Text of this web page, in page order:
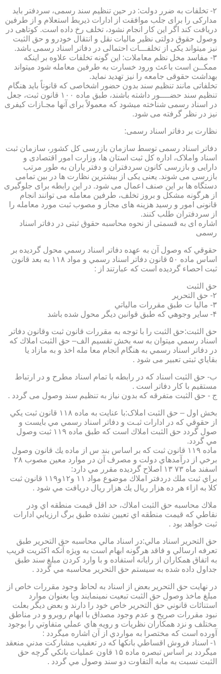
۲- تخلفات به ضرر دولت: در حین تنظیم سند رسمی، سردفتر باید
مدارکی را برای جلب موافقت از ادارات ذیربط استعلام و از طرفین
دریافت کند اگر این کار انجام نشود، تخلف رخ داده است. کوتاهی در
وصول حقوق دولتی نظیر مالیات نقل و انتقال خودرو و حق الثبت
نیز میتواند یکی از تخلفـــات احتمالی در دفاتر اسناد رسمی باشد.
۳- مفاسد مخل نظم معاملات: این گونه تخلفات علاوه بر اینکه
ممکــن است باعث ورود خسارت به طرفین معامله شود میتواند
بهداشت حقوقی جامعه را نیز تهدید نماید.
تخلفاتی مانند تنظیم سند بدون حضور اشخاصی که قانوناً باید هنگام
تنظیم سند حضــــور داشته باشند، طبق ماده ۱۰۰ قانون ثبت، جعل
در اسناد رسمی شناخته میشود که معمولاً برای آنها مجـازات کیفری
نیز در نظر گرفته می شود.
نظارت بر دفاتر اسناد رسمی:
دفاتر اسناد رسمی توسط سازمان بازرسی کل کشور، سازمان ثبت
اسناد واملاک، اداره کل ثبت استان ها، وزارت امور اقتصادی و
دارایی و بازرسی کانون سردفتران و دفتر یاران به طور مرتب
بازرسی می شوند. یعنی یکی از بیشترین نظارت ها در بین تمامی
دستگاه ها بر این صنف اعمال می شود. در این رابطه برای جلوگیری
از هرگونه مشکل و بروز تخلف، طرفین معامله می توانند انجام
قانونی امور و رسید هزینه های مجاز و مصوب ثبت مورد معامله را
از سردفتران طلب کنند.
اشاره ای به قسمتی از نحوه محاسبه حقوق ثبتی در دفاتر اسناد
رسمی
حقوقي كه وصول آن به عهده دفاتر اسناد رسمي محول گرديده بر
اساس ماده ۵۰ قانون دفاتر اسناد رسمي و مواد ۱۱۸ به بعد قانون
ثبت احصاء گرديده است كه عبارتند از :
حق الثبت
۲- حق التحرير
۳- ماليا ت طبق مقررات مالياتي
۴- ساير وجوهي كه طبق قوانين ديگر محول شده باشد
حق الثبت:حق الثبت را با توجه به مقررات قانون ثبت وقانون دفاتر
اسناد رسمي ميتوان به سه بخش تقسيم الف– حق الثبت املاك كه
در دفاتر اسناد رسمي به هنگام انجام معا مله اخذ و به مازاد يا
بقاياي ثبتی تعبیر می شود .
ب- حق الثبت اسناد كه در رابطه با تمام اسناد مطرح و در ارتباط
مستقيم با كار دفاتر است .
ج - حق الثبت متفرقه كه بدون نياز به تنظیم سند وصول می گردد .
بخش اول – حق الثبت املاک:با عنايت به ماده ۱۱۸ قانون ثبت يكي
از حقوقي كه در ادارات ثبـت و دفاتر اسناد رسمي مي بايست و
صول گردد حق الثبت املاك است كه طبق ماده ۱۱۹ ثبت وصول
مي گردد.
ماده ۱۱۹ قانون ثبت كه بر اساس بند س از ماده يك قانون وصول
برخي از درآمدهاي دولت و مصرف آن در موارد معين مصوب ۲۸
اسفند ماه ۷۳ ۱۳ اصلاح گرديده مقرر مي دارد:
براي ثبت ملك دردفتر املاك موضوع مواد ۱۱ و۱۲و۱۱۹ قانون ثبت
كلا به ازاء هر ده هزار ريال يك هزار ريال دريافت مي شود .
ملاك محاسبه حق الثبت املاك، حد اقل قيمت منطقه اي ودر
نقاطي كه قيمت منطقه اي تعيين نشده طبق برگ ارزيابي ادارات
ثبت خواهد بود .
حق التحرير اسناد مالي:در اسناد مالي محاسبه حق التحرير طبق
تعرفه ارسالي و فاقد هرگونه ابهام است به ويژه آنكه اكثريت قريب
به اتفاق همكاران از رايانه استفاده و با وارد كردن مبلغ سند طبق
جداول داده شده به سيستم حق التحرير محاسبه مي گردد .
در نهايت حق التحرير بعض از اسناد به لحاظ وجود مقررات خاص از
مبلغ ماخذ وصول حق الثبت تبعيت نمينمايند ويا بعنوان موارد
استنائات قانوني حق التحرير خاص خود را دارند و بعض ديگر بعلت
نبود مقررات صريح و عدم وجود مصداق با ابهام روبرو و در مناطق
مختلف و نزد همكاران نظريات و رويه هاي عملي متفاوتي را بوجود
آورده است كه مختصرا به مواردي از آن اشاره ميگردد :
۱- اسناد فروش اقساطي بانكها كه در تعقيب مشاركت مدني منعقد
ميگردد بر اساس تبصره ماده ۱۵ قاون عمليات بانكي گرچه حق
الثبت نسبت به مابه التفاوت دو سند وصول مي گردد .